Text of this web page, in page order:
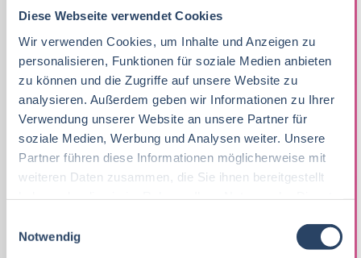
Diese Webseite verwendet Cookies
Wir verwenden Cookies, um Inhalte und Anzeigen zu
personalisieren, Funktionen für soziale Medien anbieten
zu können und die Zugriffe auf unsere Website zu
analysieren. Außerdem geben wir Informationen zu Ihrer
Verwendung unserer Website an unsere Partner für
soziale Medien, Werbung und Analysen weiter. Unsere
Partner führen diese Informationen möglicherweise mit
weiteren Daten zusammen, die Sie ihnen bereitgestellt
Notwendig
FLEISCH / WURST / GEFLÜGEL